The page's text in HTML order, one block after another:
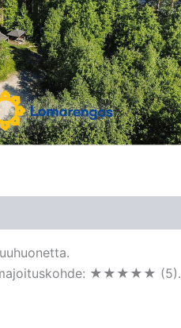
majoituskohde: ★★★★★ (5).